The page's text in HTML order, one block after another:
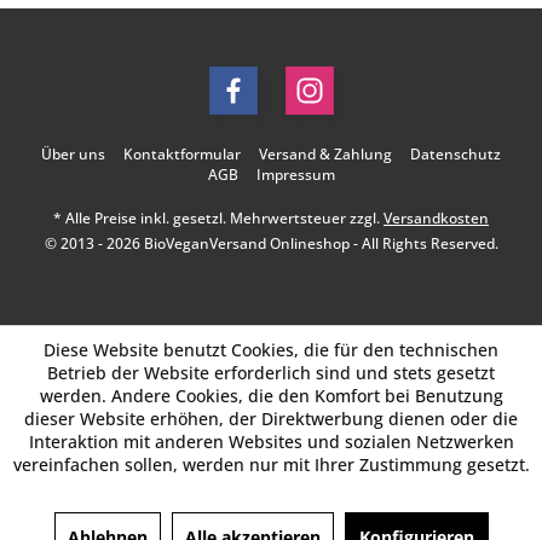
Über uns Kontaktformular Versand & Zahlung
Datenschutz
AGB
Impressum
* Alle Preise inkl. gesetzl. Mehrwertsteuer zzgl.Versandkosten
© 2013 - 2026 BioVeganVersand Onlineshop - All Rights Reserved.
Diese Website benutzt Cookies, die für den technischen
Betrieb der Website erforderlich sind und stets gesetzt
werden. Andere Cookies, die den Komfort bei Benutzung
dieser Website erhöhen, der Direktwerbung dienen oder die
Interaktion mit anderen Websites und sozialen Netzwerken
vereinfachen sollen, werden nur mit Ihrer Zustimmung gesetzt.